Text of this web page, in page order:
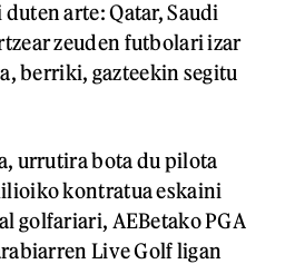
arte: Qatar, Saudi
zeuden futbolari izar
berriki, gazteekin segitu
urrutira bota du pilota
kontratua eskaini
golfariari, AEBetako PGA
Live Golf ligan